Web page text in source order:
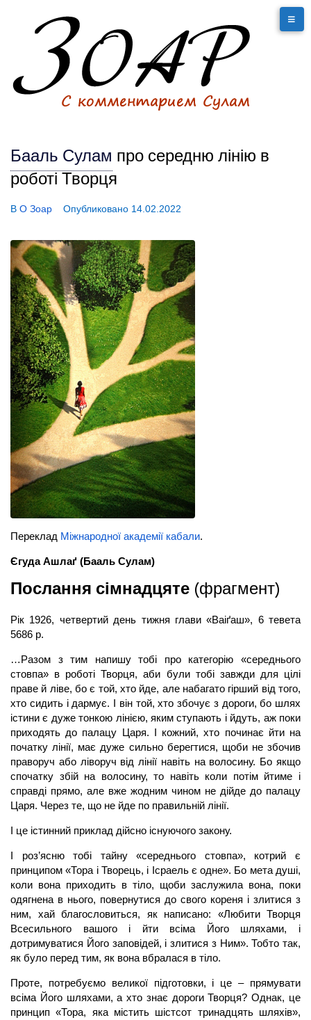
Бааль Сулам про середню лінію в
роботі Творця
В О Зоар Опубликовано 14.02.2022
Переклад Міжнародної академії кабали.
Єгуда Ашлаґ (Бааль Сулам)
Послання сімнадцяте (фрагмент)
Рік 1926, четвертий день тижня глави «Ваіґаш», 6 тевета
5686 р.
…Разом з тим напишу тобі про категорію «середнього
стовпа» в роботі Творця, аби були тобі завжди для цілі
праве й ліве, бо є той, хто йде, але набагато гірший від того,
хто сидить і дармує. І він той, хто збочує з дороги, бо шлях
істини є дуже тонкою лінією, яким ступають і йдуть, аж поки
приходять до палацу Царя. І кожний, хто починає йти на
початку лінії, має дуже сильно берегтися, щоби не збочив
праворуч або ліворуч від лінії навіть на волосину. Бо якщо
спочатку збій на волосину, то навіть коли потім йтиме і
справді прямо, але вже жодним чином не дійде до палацу
Царя. Через те, що не йде по правильній лінії.
І це істинний приклад дійсно існуючого закону.
І роз’ясню тобі тайну «середнього стовпа», котрий є
принципом «Тора і Творець, і Ісраель є одне». Бо мета душі,
коли вона приходить в тіло, щоби заслужила вона, поки
одягнена в нього, повернутися до свого кореня і злитися з
ним, хай благословиться, як написано: «Любити Творця
Всесильного вашого і йти всіма Його шляхами, і
дотримуватися Його заповідей, і злитися з Ним». Тобто так,
як було перед тим, як вона вбралася в тіло.
Проте, потребуємо великої підготовки, і це – прямувати
всіма Його шляхами, а хто знає дороги Творця? Однак, це
принцип «Тора, яка містить шістсот тринадцять шляхів»,